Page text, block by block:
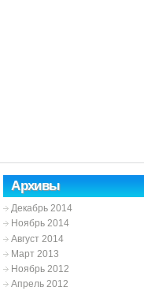
Архивы
Декабрь 2014
Ноябрь 2014
Август 2014
Март 2013
Ноябрь 2012
Апрель 2012